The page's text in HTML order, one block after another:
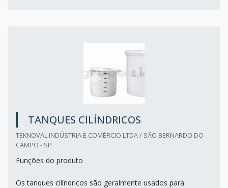
TANQUES CILÍNDRICOS
TEKNOVAL INDÚSTRIA E COMÉRCIO LTDA / SÃO BERNARDO DO
CAMPO - SP
Funções do produto
Os tanques cilíndricos são geralmente usados para